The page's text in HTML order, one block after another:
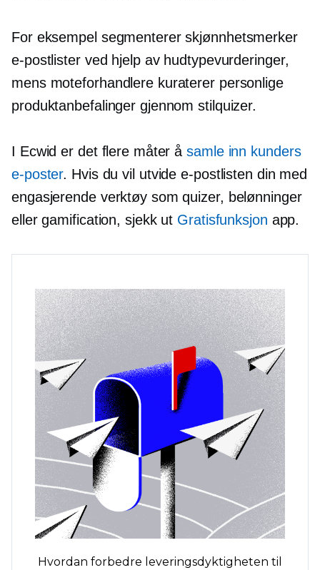
For eksempel segmenterer skjønnhetsmerker
e-postlister ved hjelp av hudtypevurderinger,
mens moteforhandlere kuraterer personlige
produktanbefalinger gjennom stilquizer.
I Ecwid er det flere måter åsamle inn kunders
e-poster. Hvis du vil utvide e-postlisten din med
engasjerende verktøy som quizer, belønninger
eller gamification, sjekk ut Gratisfunksjon app.
Hvordan forbedre leveringsdyktigheten til